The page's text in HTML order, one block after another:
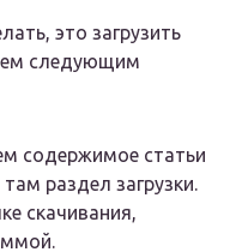
это загрузить
следующим
содержимое статьи
раздел загрузки.
скачивания,